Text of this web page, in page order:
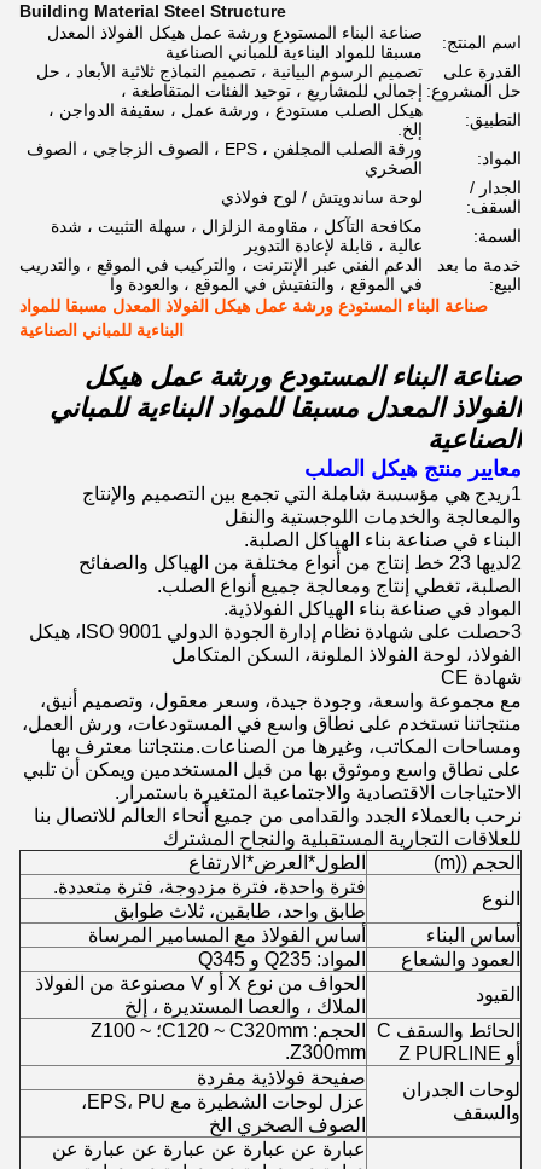
Building Material Steel Structure
اسم المنتج:
صناعة البناء المستودع ورشة عمل هيكل الفولاذ المعدل
مسبقا للمواد البناءية للمباني الصناعية
القدرة على
حل المشروع:
تصميم الرسوم البيانية ، تصميم النماذج ثلاثية الأبعاد ، حل
إجمالي للمشاريع ، توحيد الفئات المتقاطعة ،
التطبيق:
هيكل الصلب مستودع ، ورشة عمل ، سقيفة الدواجن ،
إلخ.
المواد:
ورقة الصلب المجلفن ، EPS ، الصوف الزجاجي ، الصوف
الصخري
الجدار /
السقف:
لوحة ساندويتش / لوح فولاذي
السمة:
مكافحة التآكل ، مقاومة الزلزال ، سهلة التثبيت ، شدة
عالية ، قابلة لإعادة التدوير
خدمة ما بعد
البيع:
الدعم الفني عبر الإنترنت ، والتركيب في الموقع ، والتدريب
في الموقع ، والتفتيش في الموقع ، والعودة وا
صناعة البناء المستودع ورشة عمل هيكل الفولاذ المعدل مسبقا للمواد
البناءية للمباني الصناعية
صناعة البناء المستودع ورشة عمل هيكل
الفولاذ المعدل مسبقا للمواد البناءية للمباني
الصناعية
معايير منتج هيكل الصلب
1ريدج هي مؤسسة شاملة التي تجمع بين التصميم والإنتاج
والمعالجة والخدمات اللوجستية والنقل
البناء في صناعة بناء الهياكل الصلبة.
2لديها 23 خط إنتاج من أنواع مختلفة من الهياكل والصفائح
الصلبة، تغطي إنتاج ومعالجة جميع أنواع الصلب.
المواد في صناعة بناء الهياكل الفولاذية.
3حصلت على شهادة نظام إدارة الجودة الدولي ISO 9001، هيكل
الفولاذ، لوحة الفولاذ الملونة، السكن المتكامل
شهادة CE
مع مجموعة واسعة، وجودة جيدة، وسعر معقول، وتصميم أنيق،
منتجاتنا تستخدم على نطاق واسع في المستودعات، ورش العمل،
ومساحات المكاتب، وغيرها من الصناعات.منتجاتنا معترف بها
على نطاق واسع وموثوق بها من قبل المستخدمين ويمكن أن تلبي
الاحتياجات الاقتصادية والاجتماعية المتغيرة باستمرار.
نرحب بالعملاء الجدد والقدامى من جميع أنحاء العالم للاتصال بنا
للعلاقات التجارية المستقبلية والنجاح المشترك
الحجم ((m)
الطول*العرض*الارتفاع
النوع
فترة واحدة، فترة مزدوجة، فترة متعددة.
طابق واحد، طابقين، ثلاث طوابق
أساس البناء
أساس الفولاذ مع المسامير المرساة
العمود والشعاع
المواد: Q235 و Q345
القيود
الحواف من نوع X أو V مصنوعة من الفولاذ
الملاك ، والعصا المستديرة ، إلخ
الحائط والسقف C
أو Z PURLINE
الحجم: C120 ~ C320mm؛ Z100 ~
Z300mm.
لوحات الجدران
والسقف
صفيحة فولاذية مفردة
عزل لوحات الشطيرة مع EPS، PU،
الصوف الصخري الخ
عبارة عن عبارة عن عبارة عن عبارة عن